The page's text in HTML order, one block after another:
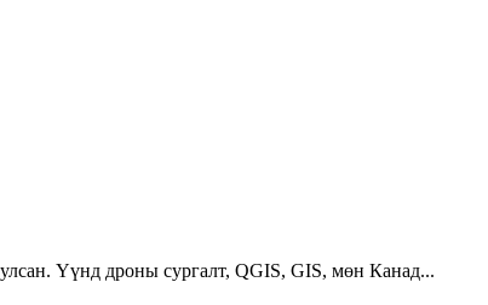
Үүнд дроны сургалт, QGIS, GIS, мөн Канад...